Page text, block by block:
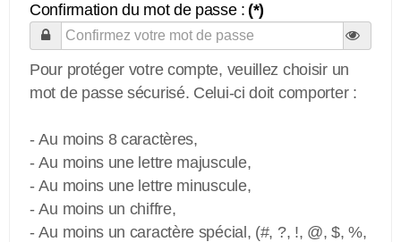
Confirmation du mot de passe : (*)
Pour protéger votre compte, veuillez choisir un
mot de passe sécurisé. Celui-ci doit comporter :
- Au moins 8 caractères,
- Au moins une lettre majuscule,
- Au moins une lettre minuscule,
- Au moins un chiffre,
- Au moins un caractère spécial, (#, ?, !, @, $, %,